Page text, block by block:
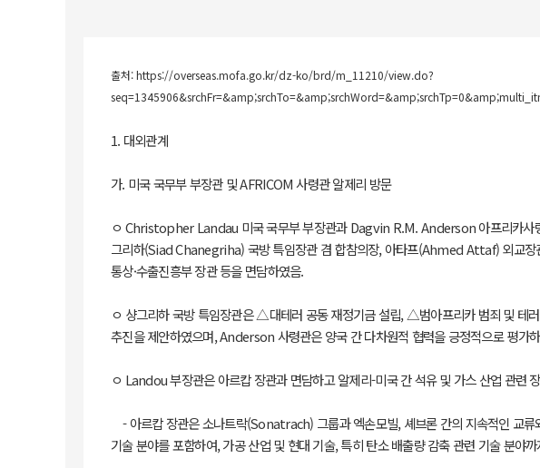
출처:https://overseas.mofa.go.kr/dz-ko/brd/m_11210/view.do?
1. 대외관계
가. 미국 국무부 부장관 및 AFRICOM 사령관 알제리 방문
ㅇ Christopher Landau 미국 국무부 부장관과 Dagvin R.M. Anderson 아프리카
그리하(Siad Chanegriha) 국방 특임장관 겸 합참의장, 아타프(Ahmed Attaf) 외교
통상·수출진흥부 장관 등을 면담하였음.
ㅇ 샹그리하 국방 특임장관은 △대테러 공동 재정기금 설립, △범아프리카 범죄 및 테
추진을 제안하였으며, Anderson 사령관은 양국 간 다차원적 협력을 긍정적으로 평가
ㅇ Landou 부장관은 아르캅 장관과 면담하고 알제리-미국 간 석유 및 가스 산업 관련
- 아르캅 장관은 소나트락(Sonatrach) 그룹과 엑손모빌, 셰브론 간의 지속적인 교
기술 분야를 포함하여, 가공 산업 및 현대 기술, 특히 탄소 배출량 감축 관련 기술 분야